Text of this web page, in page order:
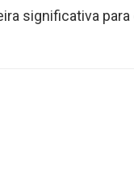
significativa